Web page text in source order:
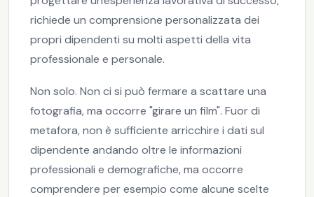
richiede un comprensione personalizzata dei
propri dipendenti su molti aspetti della vita
professionale e personale.
Non solo. Non ci si può fermare a scattare una
fotografia, ma occorre "girare un film". Fuor di
metafora, non è sufficiente arricchire i dati sul
dipendente andando oltre le informazioni
professionali e demografiche, ma occorre
comprendere per esempio come alcune scelte